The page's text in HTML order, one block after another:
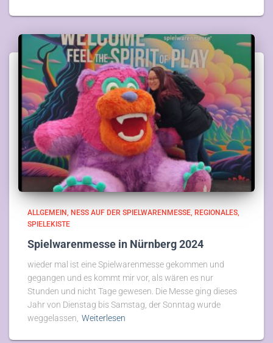
ALLGEMEIN NESS AUF DER SPIELWARENMESSE REGIONALES
SPIELEKISTE
Spielwarenmesse in Nürnberg 2024
wieder mal ist eine Spielwarenmesse gekommen und
gegangen und es kommt mir vor, als wären es nur
Stunden und nicht Tage gewesen. Die Messe ging dieses
Jahr von Dienstag bis Samstag, der Sonntag wurde
weggelassen, Weiterlesen